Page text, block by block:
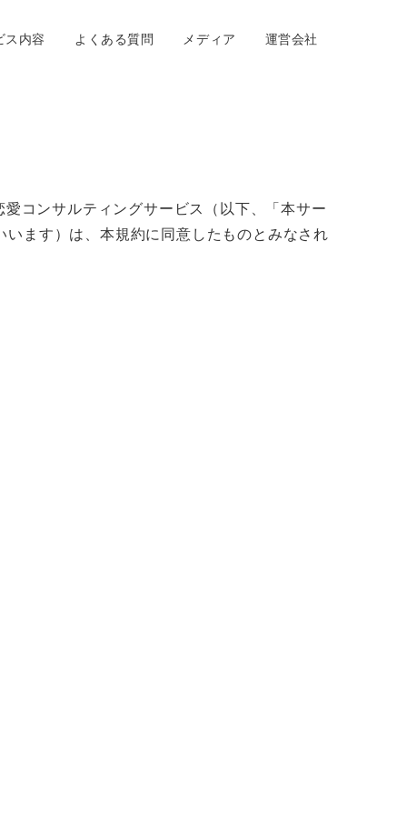
ス内容 よくある質問 メディア 運営会社
コンサルティングサービス（以下、「本サー
ます）は、本規約に同意したものとみなされ